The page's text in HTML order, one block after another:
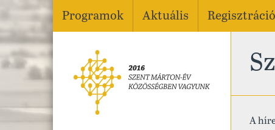
Programok Aktuális Regisztráció
A